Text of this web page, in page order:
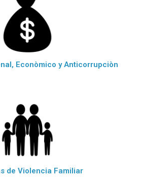
Econòmico y Anticorrupciòn
de Violencia Familiar